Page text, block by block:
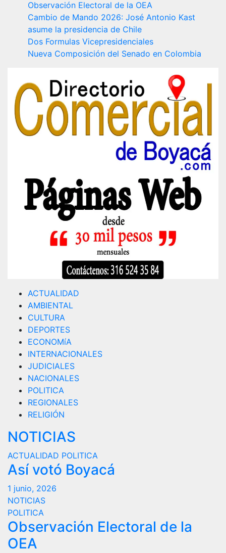
Observación Electoral de la OEA
Cambio de Mando 2026: José Antonio Kast
asume la presidencia de Chile
Dos Formulas Vicepresidenciales
Nueva Composición del Senado en Colombia
ACTUALIDAD
AMBIENTAL
CULTURA
DEPORTES
ECONOMíA
INTERNACIONALES
JUDICIALES
NACIONALES
POLITICA
REGIONALES
RELIGIÓN
NOTICIAS
ACTUALIDAD POLITICA
Así votó Boyacá
1 junio, 2026
NOTICIAS
POLITICA
Observación Electoral de la
OEA